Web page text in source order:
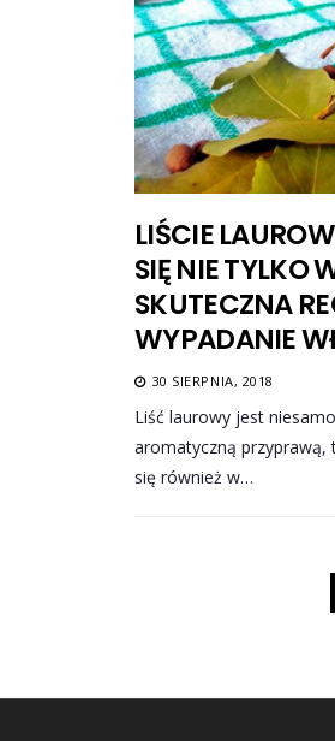
LIŚCIE
SIĘ NIE TYLKO
SKUTECZNA
WYPADANIE
30 SIERPNIA, 2018
Liść laurowy jest
aromatyczną przyprawą,
się również w…